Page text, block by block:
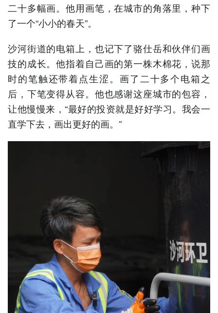
二十多幅画。他用画笔，在城市的角落里，种下
了一个“小小的春天”。
沙河街道的电箱上，也记下了骆仕岳和伙伴们画
技的成长。他指着自己画的第一株木棉花，说那
时的笔触还带着点生涩。画了二十多个电箱之
后，下笔变得从容。他也感谢这座城市的包容，
让他慢慢来，“最好的投资就是好好学习。我会一
直学下去，画出更好的画。”